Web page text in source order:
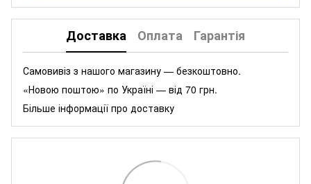
Доставка Оплата Гарантія
Самовивіз з нашого магазину — безкоштовно.
«Новою поштою» по Україні — від 70 грн.
Більше інформації про доставку